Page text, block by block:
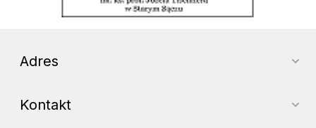
Adres
Kontakt